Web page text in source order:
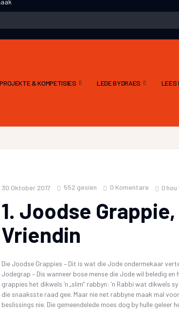
PROJEKTE & KOMPETISIES LEDE BYDRAES LEES
30 Oktober 2017 552 gesien 0 Komentare 0 hou
1. Joodse
Vriendin
Die Joodse Grappies – Dit is wat die Jode ondermekaar
Jodegrap – Dis wanneer bose mense die Jode wil beledig en
grappies het dikwels ‘n „slim” rabbyn: ‘n Rabbi wat dikwels
die snaaksste raad gee. Maar nie net rabbyne maak mal
beslissings nie. Die gemeendelede moes dog by hulle geleer